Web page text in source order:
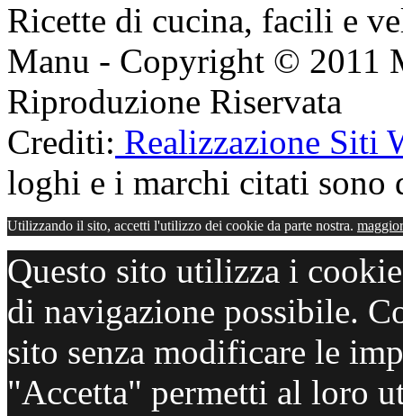
Ricette di cucina, facili e
Manu - Copyright © 2011
Riproduzione Riservata
Crediti: Realizzazione Siti
loghi e i marchi citati
Utilizzando il sito, accetti l'utilizzo dei cookie da parte nostra.
Questo sito utilizza i
di navigazione possibile.
sito senza modificare le
"Accetta" permetti al loro